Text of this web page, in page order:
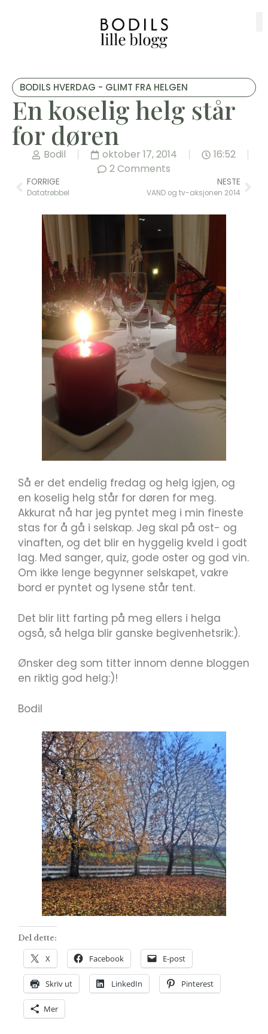
BODILS HVERDAG - GLIMT FRA HELGEN
En koselig helg står
for døren
Bodil oktober 17, 2014
16:52
2 Comments
FORRIGE
Datatrøbbel
NESTE
VAND og tv-aksjonen 2014
Så er det endelig fredag og helg igjen, og
en koselig helg står for døren for meg.
Akkurat nå har jeg pyntet meg i min fineste
stas for å gå i selskap. Jeg skal på ost- og
vinaften, og det blir en hyggelig kveld i godt
lag. Med sanger, quiz, gode oster og god vin.
Om ikke lenge begynner selskapet, vakre
bord er pyntet og lysene står tent.
Det blir litt farting på meg ellers i helga
også, så helga blir ganske begivenhetsrik:).
Ønsker deg som titter innom denne bloggen
en riktig god helg:)!
Bodil
Del dette:
X Facebook E-post
Skriv ut LinkedIn Pinterest
Mer